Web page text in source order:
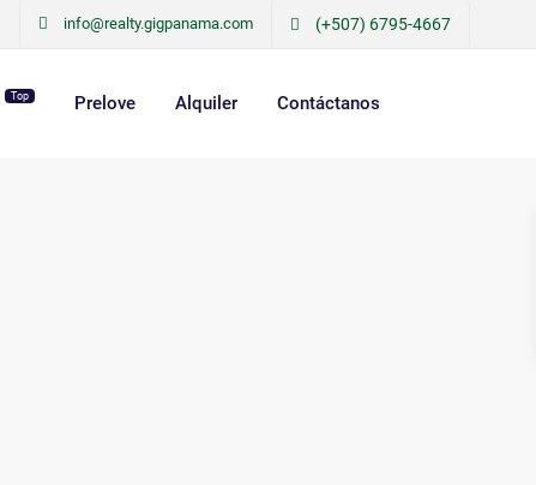
info@realty.gigpanama.com (+507) 6795-4667
Top Prelove Alquiler Contáctanos